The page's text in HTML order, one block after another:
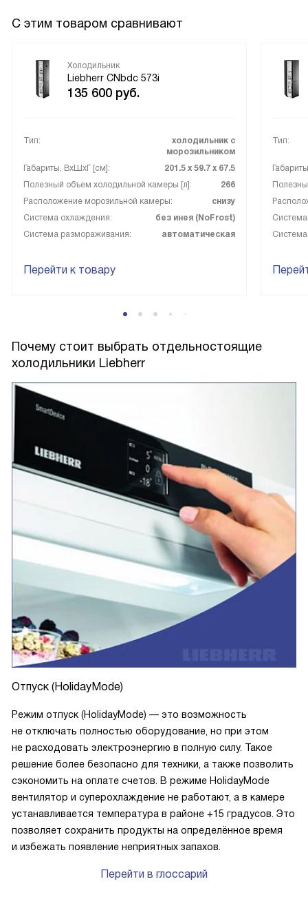
С этим товаром сравнивают
Холодильник
Liebherr CNbdc 573i
135 600 руб.
Тип:
холодильник с
морозильником
Габариты, ВxШxГ [см]:
201.5 х 59.7 х 67.5
Полезный объем холодильной камеры [л]:
266
Расположение морозильной камеры:
снизу
Система охлаждения:
без инея (NoFrost)
Система размораживания:
автоматическая
Перейти к товару
Тип:
Почему стоит выбрать отдельностоящие
холодильники Liebherr
Отпуск (HolidayMode)
Режим отпуск (HolidayMode) — это возможность
не отключать полностью оборудование, но при этом
не расходовать электроэнергию в полную силу. Такое
решение более безопасно для техники, а также позволить
сэкономить на оплате счетов. В режиме HolidayMode
вентилятор и суперохлаждение не работают, а в камере
устанавливается температура в районе +15 градусов. Это
позволяет сохранить продукты на определённое время
и избежать появление неприятных запахов.
Перейти в глоссарий